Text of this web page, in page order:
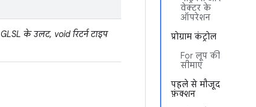
वेक्टर के
ऑपरेशन
प्रोग्राम कंट्रोल
For लूप की
सीमाएं
पहले से मौजूद
फ़ंक्शन
GLSL के उलट, void रिटर्न टाइप